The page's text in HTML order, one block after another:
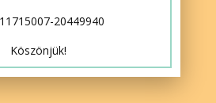
20449940
Köszönjük!